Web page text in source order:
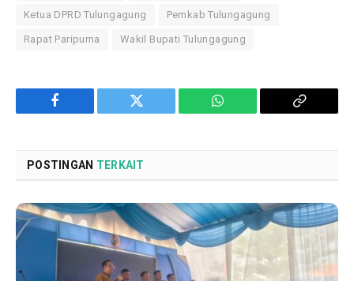
Ketua DPRD Tulungagung Pemkab Tulungagung
Rapat Paripurna Wakil Bupati Tulungagung
Facebook Twitter WhatsApp
Copy
POSTINGAN TERKAIT